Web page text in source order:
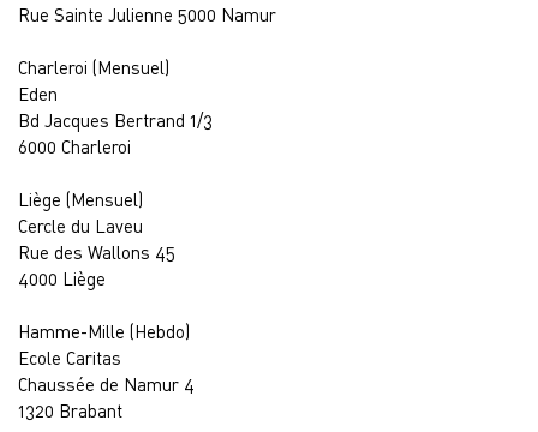
Rue Sainte Julienne 5000 Namur
Charleroi (Mensuel)
Eden
Bd Jacques Bertrand 1/3
6000 Charleroi
Liège (Mensuel)
Cercle du Laveu
Rue des Wallons 45
4000 Liège
Hamme-Mille (Hebdo)
Ecole Caritas
Chaussée de Namur 4
1320 Brabant